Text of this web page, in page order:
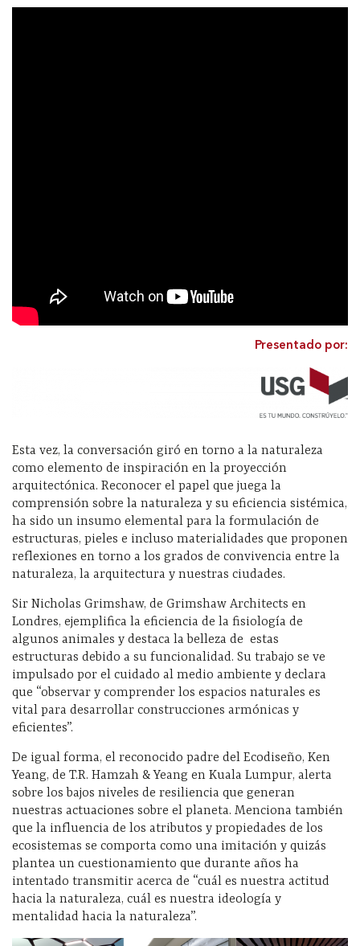
Presentado por:
Esta vez, la conversación giró en torno a la naturaleza
como elemento de inspiración en la proyección
arquitectónica. Reconocer el papel que juega la
comprensión sobre la naturaleza y su eficiencia sistémica,
ha sido un insumo elemental para la formulación de
estructuras, pieles e incluso materialidades que proponen
reflexiones en torno a los grados de convivencia entre la
naturaleza, la arquitectura y nuestras ciudades.
Sir Nicholas Grimshaw, de Grimshaw Architects en
Londres, ejemplifica la eficiencia de la fisiología de
algunos animales y destaca la belleza de estas
estructuras debido a su funcionalidad. Su trabajo se ve
impulsado por el cuidado al medio ambiente y declara
que “observar y comprender los espacios naturales es
vital para desarrollar construcciones armónicas y
eficientes”.
De igual forma, el reconocido padre del Ecodiseño, Ken
Yeang, de T.R. Hamzah & Yeang en Kuala Lumpur, alerta
sobre los bajos niveles de resiliencia que generan
nuestras actuaciones sobre el planeta. Menciona también
que la influencia de los atributos y propiedades de los
ecosistemas se comporta como una imitación y quizás
plantea un cuestionamiento que durante años ha
intentado transmitir acerca de “cuál es nuestra actitud
hacia la naturaleza, cuál es nuestra ideología y
mentalidad hacia la naturaleza”.